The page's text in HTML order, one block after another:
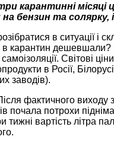
карантинні
бензин та солярку,
в ситуації і
в карантин
Світові
в Росії,
заводів).
фактичного виходу з
почала потрохи
вартість літра